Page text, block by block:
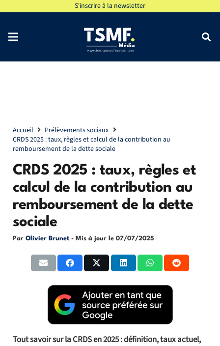
S'inscrire à la newsletter
Accueil
Prélèvements sociaux
CRDS 2025 : taux, règles et calcul de la contribution au
remboursement de la dette sociale
CRDS 2025 : taux, règles et
calcul de la contribution au
remboursement de la dette
sociale
Par Olivier Brunet - Mis à jour le 07/07/2025
Tout savoir sur la CRDS en 2025 : définition, taux actuel,